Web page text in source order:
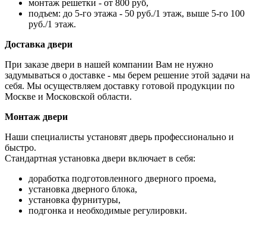
монтаж решетки - от 800 руб,
подъем: до 5-го этажа - 50 руб./1 этаж, выше 5-го 100
руб./1 этаж.
Доставка двери
При заказе двери в нашей компании Вам не нужно
задумываться о доставке - мы берем решение этой задачи на
себя. Мы осуществляем доставку готовой продукции по
Москве и Московской области.
Монтаж двери
Наши специалисты установят дверь профессионально и
быстро.
Стандартная установка двери включает в себя:
доработка подготовленного дверного проема,
установка дверного блока,
установка фурнитуры,
подгонка и необходимые регулировки.